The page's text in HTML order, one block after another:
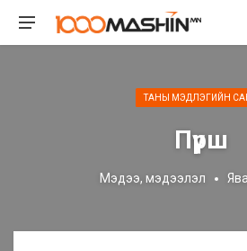
ТАНЫ МЭДЛЭГИЙН
Пүрш
Мэдээ, мэдээлэл